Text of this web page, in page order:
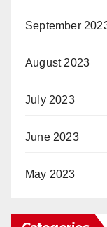
September
August 2023
July 2023
June 2023
May 2023